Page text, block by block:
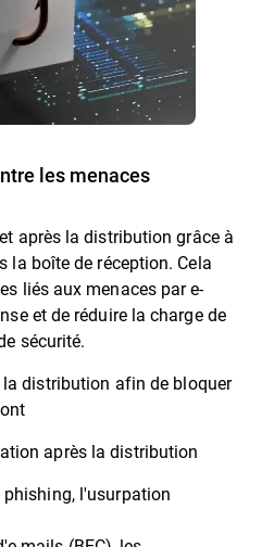
les menaces
après la distribution grâce à
la boîte de réception. Cela
liés aux menaces par e-
et de réduire la charge de
sécurité.
distribution afin de bloquer
après la distribution
l'usurpation